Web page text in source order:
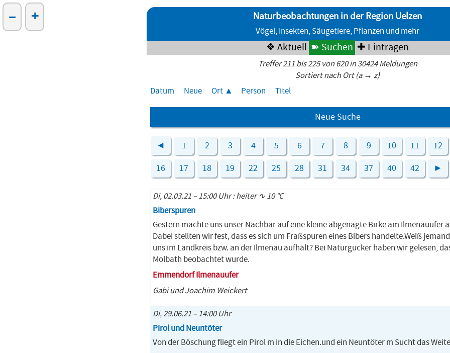
Naturbeobachtungen in der Region Uelzen
Vögel, Insekten, Säugetiere, Pflanzen und mehr
❖ Aktuell ➽ Suchen ✚ Eintragen
Treffer 211 bis 225 von 620 in 30424 Meldungen
Sortiert nach Ort (a → z)
Datum
Neue Ort Person Titel
Neue Suche
◄ 1 2 3 4 5 6 7 8 9 10 11 12
16 17 18 19 22 25 28 31 34 37 40 42 ►
Di, 02.03.21 – 15:00 Uhr : heiter ∿ 10 °C
Biberspuren
Gestern machte uns unser Nachbar auf eine kleine abgenagte Birke am Ilmenauufer
Dabei stellten wir fest, dass es sich um Fraßspuren eines Bibers handelte.Weiß
uns im Landkreis bzw. an der Ilmenau aufhält? Bei Naturgucker haben wir gelesen,
Molbath beobachtet wurde.
Emmendorf Ilmenauufer
Gabi und Joachim Weickert
Di, 29.06.21 – 14:00 Uhr
Pirol und Neuntöter
Von der Böschung fliegt ein Pirol m in die Eichen.und ein Neuntöter m Sucht das Weite
– +